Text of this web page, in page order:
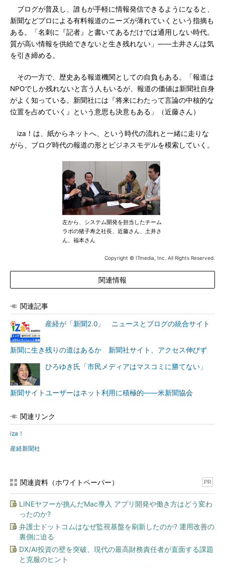
ブログが普及し、誰もが手軽に情報発信できるようになると、
新聞などプロによる有料報道のニーズが薄れていくという指摘も
ある。「名刺に『記者』と書いてあるだけでは通用しない時代。
質が高い情報を供給できないと生き残れない」――土井さんは気
を引き締める。
その一方で、歴史ある報道機関としての自負もある。「報道は
NPOでしか残れないと言う人もいるが、報道の価値は新聞社自身
がよく知っている。新聞社には『将来にわたって言論の中核的な
位置を占めていく』という意思も決意もある」（近藤さん）
iza！は、紙からネットへ、という時代の流れと一緒に走りな
がら、ブログ時代の報道の形とビジネスモデルを模索していく。
左から、システム開発を担当したチーム
ラボの猪子寿之社長、近藤さん、土井さ
ん、福本さん
Copyright © ITmedia, Inc. All Rights Reserved.
関連情報
関連記事
産経が「新聞2.0」 ニュースとブログの統合サイト
新聞に生き残りの道はあるか 新聞社サイト、アクセス伸びず
ひろゆき氏「市民メディアはマスコミに勝てない」
新聞サイトユーザーはネット利用に積極的――米新聞協会
関連リンク
iza！
産経新聞社
関連資料（ホワイトペーパー） PR
LINEヤフーが挑んだMac導入 アプリ開発や働き方はどう変わ
ったのか?
弁護士ドットコムはなぜ監視基盤を刷新したのか? 運用改善の
裏側に迫る
DX/AI投資の壁を突破、現代の最高財務責任者が直面する課題
と克服のヒント